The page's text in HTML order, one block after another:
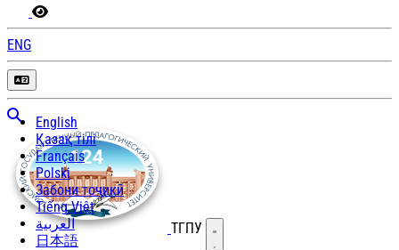
ENG
English
Қазақ тілі
Français
Polski
Забони тоҷикӣ
Tiếng Việt
العربية
日本語
ТГПУ Открыть меню